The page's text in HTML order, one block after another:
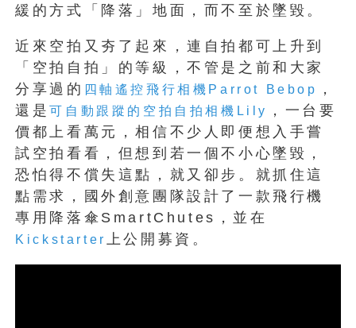
緩的方式「降落」地面，而不至於墜毀。
近來空拍又夯了起來，連自拍都可上升到
「空拍自拍」的等級，不管是之前和大家
分享過的 四軸遙控飛行相機Parrot Bebop
，
還是可自動跟蹤的空拍自拍相機Lily
，一台要
價都上看萬元，相信不少人即便想入手嘗
試空拍看看，但想到若一個不小心墜毀，
恐怕得不償失這點，就又卻步。就抓住這
點需求，國外創意團隊設計了一款飛行機
專用降落傘SmartChutes，並在
Kickstarter 上公開募資。